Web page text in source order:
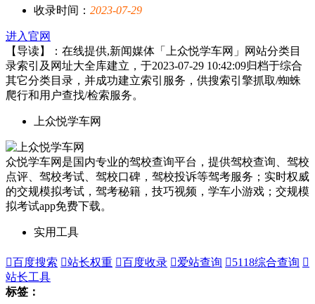
收录时间： 2023-07-29
进入官网
【导读】：在线提供,新闻媒体「上众悦学车网」网站分类目
录索引及网址大全库建立，于2023-07-29 10:42:09归档于综合
其它分类目录，并成功建立索引服务，供搜索引擎抓取/蜘蛛
爬行和用户查找/检索服务。
上众悦学车网
众悦学车网是国内专业的驾校查询平台，提供驾校查询、驾校
点评、驾校考试、驾校口碑，驾校投诉等驾考服务；实时权威
的交规模拟考试，驾考秘籍，技巧视频，学车小游戏；交规模
拟考试app免费下载。
实用工具
百度搜索 站长权重 百度收录 爱站查询 5118综合查询 
站长工具
标签：